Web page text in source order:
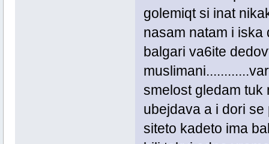
golemiqt si inat
nasam natam i iska
balgari va6ite
smelost gledam
ubejdava a i dori
siteto kadeto ima